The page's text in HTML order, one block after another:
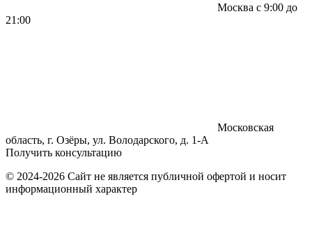
Москва с 9:00 до
21:00
Московская
область, г. Озёры, ул. Володарского, д. 1-А
Получить консультацию
© 2024-2026 Сайт не является публичной офертой и носит
информационный характер